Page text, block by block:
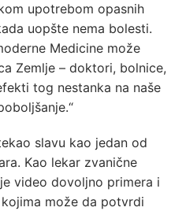
upotrebom opasnih
uopšte nema bolesti.
Medicine može
Zemlje – doktori, bolnice,
tog nestanka na naše
slavu kao jedan od
Kao lekar zvanične
video dovoljno primera i
može da potvrdi